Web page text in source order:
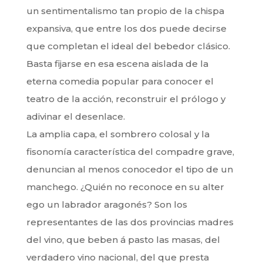
un sentimentalismo tan propio de la chispa
expansiva, que entre los dos puede decirse
que completan el ideal del bebedor clásico.
Basta fijarse en esa escena aislada de la
eterna comedia popular para conocer el
teatro de la acción, reconstruir el prólogo y
adivinar el desenlace.
La amplia capa, el sombrero colosal y la
fisonomía característica del compadre grave,
denuncian al menos conocedor el tipo de un
manchego. ¿Quién no reconoce en su alter
ego un labrador aragonés? Son los
representantes de las dos provincias madres
del vino, que beben á pasto las masas, del
verdadero vino nacional, del que presta